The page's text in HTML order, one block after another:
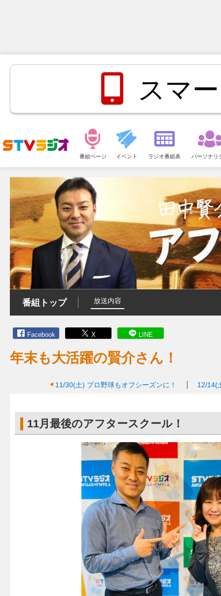
スマ
ュ
ー
番組ページ イベント ラジオ番組表 パーソナリ
番組トップ 放送内容
Facebook X LINE
年末も大活躍の賢介さん！
11/30(土) プロ野球もオフシーズンに！ 12/14(
11月最後のアフタースクール！